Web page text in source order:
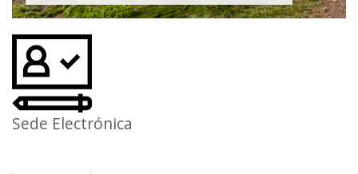
Sede Electrónica